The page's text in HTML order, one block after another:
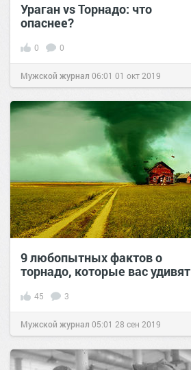
Ураган vs Торнадо: что
опаснее?
0 0
Мужской журнал 06:01 01 окт 2019
9 любопытных фактов о
торнадо, которые вас удивят
45 3
Мужской журнал 05:01 28 сен 2019